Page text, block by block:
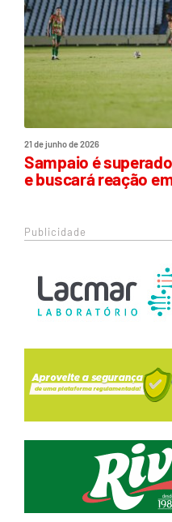
21 de junho de 2026
Sampaio é
e buscará reação
Publicidade